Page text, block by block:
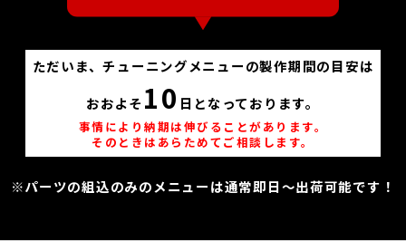
ただいま、チューニングメニューの製作期間の目安は
おおよそ 10 日となっております。
事情により納期は伸びることがあります。
そのときはあらためてご相談します。
※パーツの組込のみのメニューは通常即日～出荷可能です！